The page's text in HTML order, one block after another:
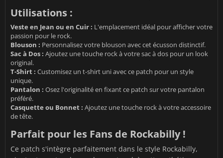
Utilisations :
Veste en Jean ou en Cuir : L'emplacement idéal pour afficher votre
passion pour le rock.
Blouson : Personnalisez votre blouson avec cet écusson distinctif.
Sac à Dos : Ajoutez une touche rock à votre sac à dos pour un look
original.
T-Shirt : Customisez un t-shirt uni avec ce patch pour un style
unique.
Pantalon : Osez l'originalité en fixant ce patch sur votre pantalon
préféré.
Casquette ou Bonnet : Ajoutez une touche rock à votre accessoire
de tête.
Parfait pour les Fans de Rockabilly !
Ce patch s'intègre parfaitement dans le style Rockabilly,